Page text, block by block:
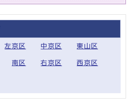
左京区 中京区 東山区
南区 右京区 西京区